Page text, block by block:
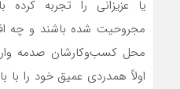
یا عزیزانی را تجربه
مجروحیت شده باشند و چه
محل کسب‌وکارشان صدمه
اولاً همدردی عمیق خود را با